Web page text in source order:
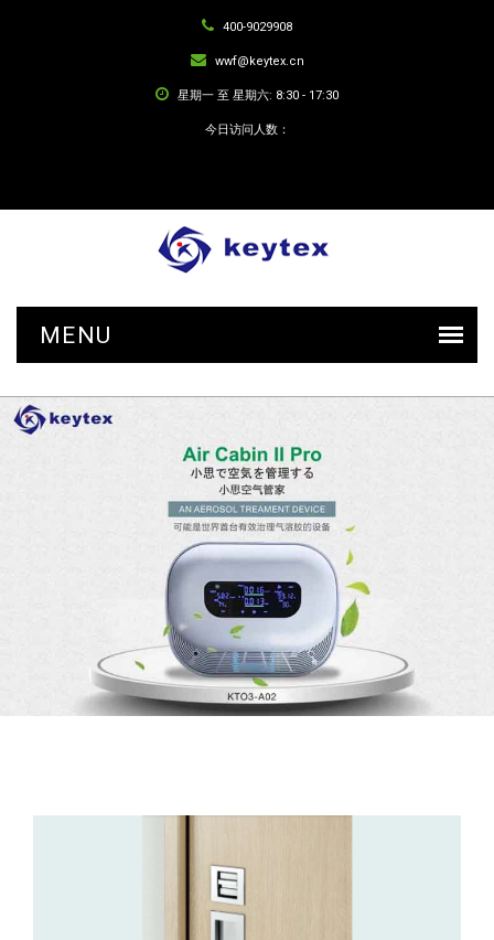
400-9029908
wwf@keytex.cn
星期一 至 星期六: 8:30 - 17:30
今日访问人数：